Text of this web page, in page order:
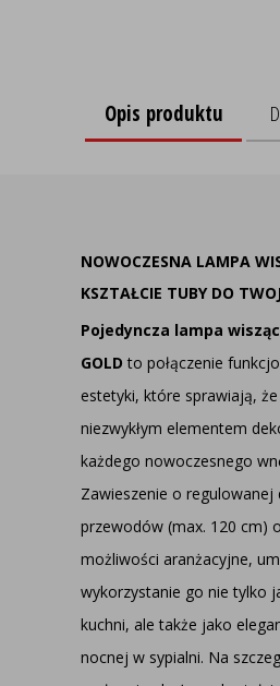
Opis produktu
NOWOCZESNA LAMPA
KSZTAŁCIE TUBY DO
Pojedyncza lampa
GOLD to połączenie
estetyki, które sprawiają,
niezwykłym elementem
każdego nowoczesnego
Zawieszenie o regulowanej
przewodów (max. 120 cm)
możliwości aranżacyjne,
wykorzystanie go nie tylko
kuchni, ale także jako
nocnej w sypialni. Na